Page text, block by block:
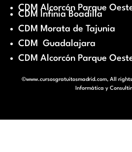
CDM Alcorcón Parque
CDM Infinia Boadilla
CDM Morata de Tajunia
CDM Guadalajara
CDM Alcorcón Parque
©www.cursosgratuitosmadrid.com, All
Informática y